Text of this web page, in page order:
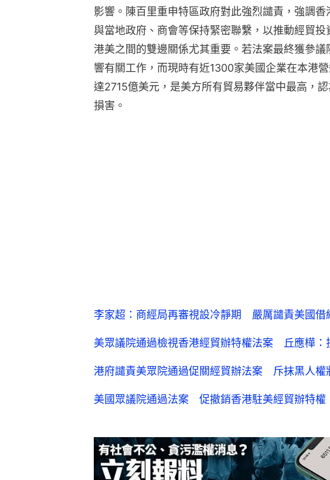
影響。陳百里重申特區政府對此強烈譴責，強調
與當地政府、商會等保持緊密聯繫，以推動經貿
港美之間的雙邊關係尤其重要。若法案最終獲參
響有關工作，而現時有近1300家美國企業在本港
達2715億美元，是美方所有貿易夥伴當中最高，
損害。
李家超：商經局再審視設冷靜期 嚴厲譴責美國借
美眾議院通過檢視香港經貿辦特權法案 丘應樺：
港府譴責美眾院通過促關經貿辦法案 斥抹黑人權
美國眾議院通過法案 促撤銷香港駐美經貿辦特權